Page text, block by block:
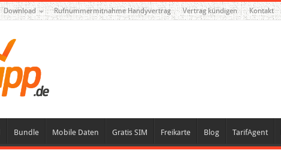
Download Rufnummermitnahme Handyvertrag Vertrag kündigen Kontakt
Bundle Mobile Daten Gratis SIM Freikarte Blog TarifAgent